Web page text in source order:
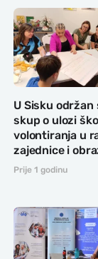
U Sisku
skup o ulozi
volontiranja u
zajednice i
Prije 1 godinu